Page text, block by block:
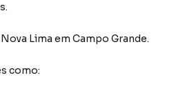
Lima em Campo Grande.
como: